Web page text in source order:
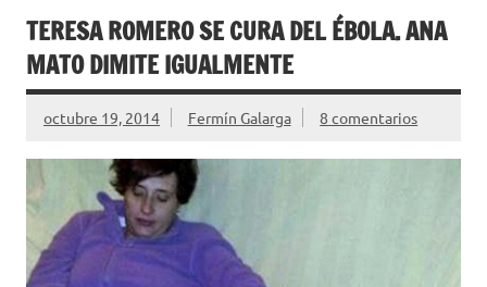
TERESA ROMERO SE CURA DEL ÉBOLA. ANA
MATO DIMITE IGUALMENTE
octubre 19, 2014 Fermín Galarga 8 comentarios